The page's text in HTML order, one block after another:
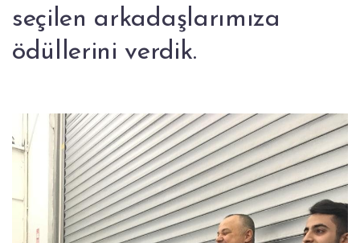
seçilen arkadaşlarımıza
ödüllerini verdik.